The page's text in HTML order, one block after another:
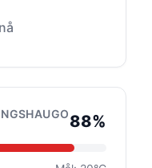
88%